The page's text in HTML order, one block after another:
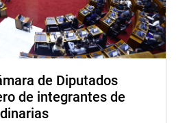
de dictaminar los proyectos de ley
2025-CR, 14190/2025-CR y
CAFAE del Decreto Legislativo
administrativo del sector público a
de Diputados
de integrantes de